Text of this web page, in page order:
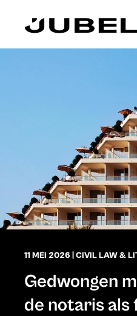
11 MEI 2026 CIVIL LAW &
Gedwongen
de notaris als